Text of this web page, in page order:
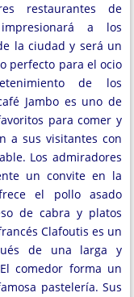
restaurantes de
a los
la ciudad y será un
perfecto para el ocio
de los
Jambo es uno de
para comer y
a sus visitantes con
Los admiradores
un convite en la
el pollo asado
de cabra y platos
Clafoutis es un
de una larga y
comedor forma un
pastelería. Sus